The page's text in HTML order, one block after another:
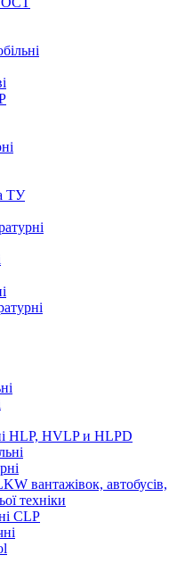
ТУ
HLP, HVLP и HLPD
вантажівок, автобусів,
техніки
CLP